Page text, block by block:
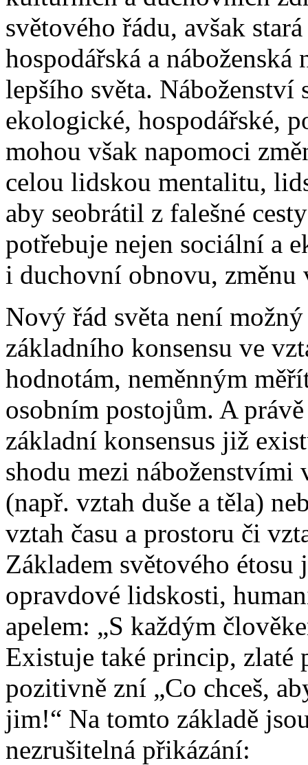
světového řádu, avšak
hospodářská a
lepšího světa.
ekologické, hospodářské,
mohou však napomoci
celou lidskou mentalitu,
aby seobrátil z falešné
potřebuje nejen sociální a
i duchovní obnovu, změnu
Nový řád světa není
základního konsensu ve
hodnotám, neměnným
osobním postojům. A
základní konsensus již
shodu mezi
(např. vztah duše a těla)
vztah času a prostoru či
Základem světového
opravdové lidskosti,
apelem: „S každým
Existuje také princip, zlaté
pozitivně zní „Co chceš,
jim!“ Na tomto základě
nezrušitelná přikázání: